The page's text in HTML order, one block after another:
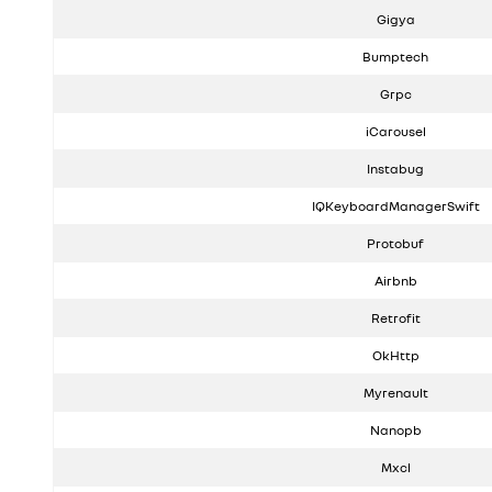
Gigya
Bumptech
Grpc
iCarousel
Instabug
IQKeyboardManagerSwift
Protobuf
Airbnb
Retrofit
OkHttp
Myrenault
Nanopb
Mxcl